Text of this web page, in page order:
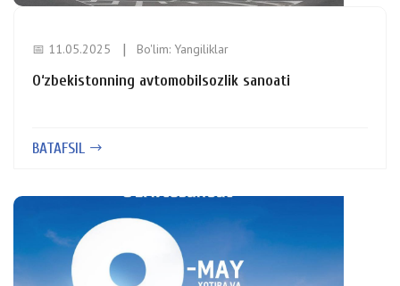
📅 11.05.2025 Bo'lim: Yangiliklar
O‘zbekistonning avtomobilsozlik sanoati
BATAFSIL